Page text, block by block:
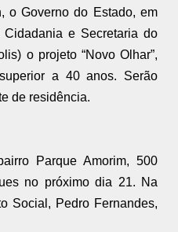
o Governo do Estado, em
e Secretaria do
o projeto “Novo Olhar”,
a 40 anos. Serão
de residência.
Parque Amorim, 500
no próximo dia 21. Na
Social, Pedro Fernandes,